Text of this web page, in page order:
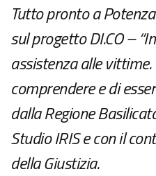
Tutto pronto a
sul progetto DI.CO –
assistenza alle
comprendere e di
dalla Regione
Studio IRIS e con il
della Giustizia.